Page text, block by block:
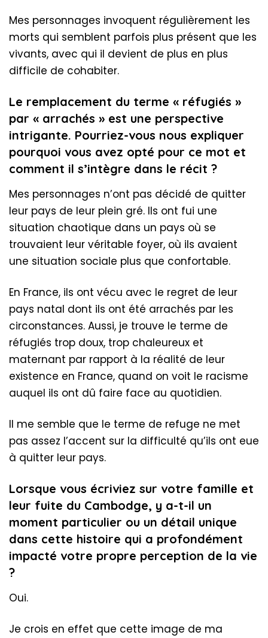
Mes personnages invoquent régulièrement les
morts qui semblent parfois plus présent que les
vivants, avec qui il devient de plus en plus
difficile de cohabiter.
Le remplacement du terme « réfugiés »
par « arrachés » est une perspective
intrigante. Pourriez-vous nous expliquer
pourquoi vous avez opté pour ce mot et
comment il s’intègre dans le récit ?
Mes personnages n’ont pas décidé de quitter
leur pays de leur plein gré. Ils ont fui une
situation chaotique dans un pays où se
trouvaient leur véritable foyer, où ils avaient
une situation sociale plus que confortable.
En France, ils ont vécu avec le regret de leur
pays natal dont ils ont été arrachés par les
circonstances. Aussi, je trouve le terme de
réfugiés trop doux, trop chaleureux et
maternant par rapport à la réalité de leur
existence en France, quand on voit le racisme
auquel ils ont dû faire face au quotidien.
Il me semble que le terme de refuge ne met
pas assez l’accent sur la difficulté qu’ils ont eue
à quitter leur pays.
Lorsque vous écriviez sur votre famille et
leur fuite du Cambodge, y a-t-il un
moment particulier ou un détail unique
dans cette histoire qui a profondément
impacté votre propre perception de la vie
?
Oui.
Je crois en effet que cette image de ma